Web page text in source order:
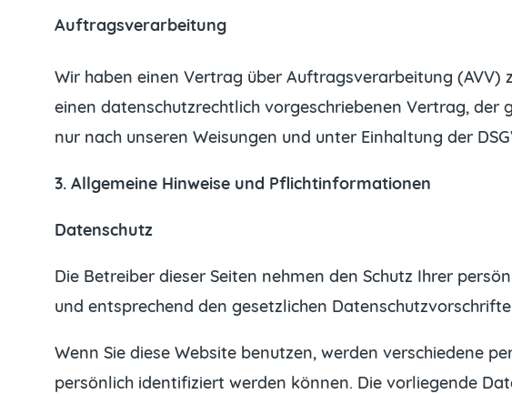
Auftragsverarbeitung
Wir haben einen Vertrag über Auftragsverarbeitung (AVV)
einen datenschutzrechtlich vorgeschriebenen Vertrag, der
nur nach unseren Weisungen und unter Einhaltung der
3. Allgemeine Hinweise und Pflicht­informationen
Datenschutz
Die Betreiber dieser Seiten nehmen den Schutz Ihrer
und entsprechend den gesetzlichen
Wenn Sie diese Website benutzen, werden verschiedene
persönlich identifiziert werden können. Die vorliegende